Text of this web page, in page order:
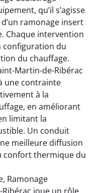
qu’il s’agisse
ramonage insert
Chaque intervention
configuration du
du chauffage.
Martin-de-Ribérac
une contrainte
à la
en améliorant
limitant la
Un conduit
meilleure diffusion
confort thermique du
Ramonage